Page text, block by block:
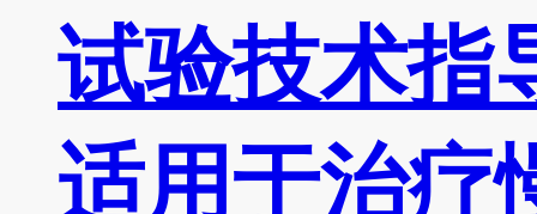
试验技术指
适用于治疗